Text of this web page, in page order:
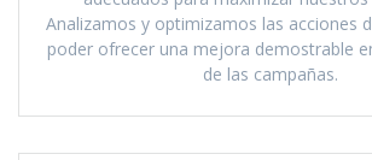
Analizamos y optimizamos las acciones
poder ofrecer una mejora demostrable
de las campañas.